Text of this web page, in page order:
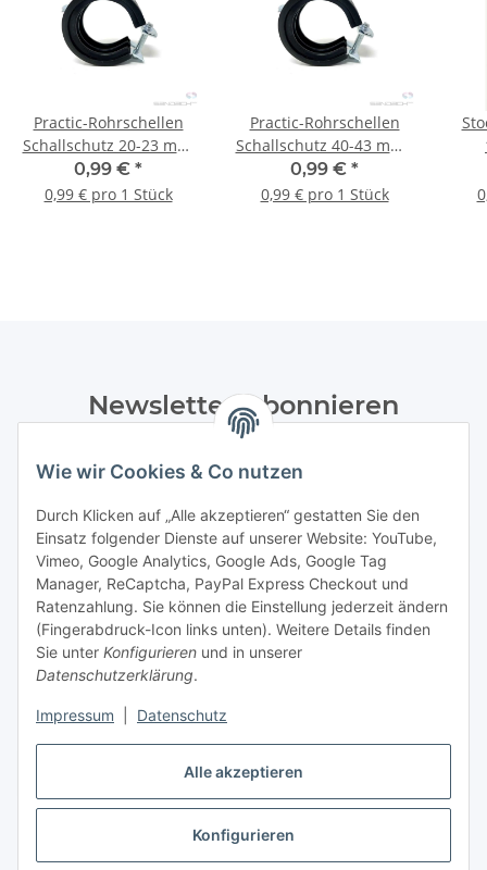
Alle akzeptieren
Konfigurieren
Wie wir Cookies & Co nutzen
Durch Klicken auf „Alle akzeptieren“ gestatten Sie den
Einsatz folgender Dienste auf unserer Website: YouTube,
Vimeo, Google Analytics, Google Ads, Google Tag
Manager, ReCaptcha, PayPal Express Checkout und
Ratenzahlung. Sie können die Einstellung jederzeit ändern
(Fingerabdruck-Icon links unten). Weitere Details finden
Sie unter Konfigurieren und in unserer
Datenschutzerklärung.
Impressum Datenschutz
Practic-Rohrschellen
Schallschutz 20-23 mm,
1/2" - M8/M10
0,99 € *
0,99 € pro 1 Stück
Practic-Rohrschellen
Schallschutz 40-43 mm -
1 1/4" 1 Stück
0,99 € *
0,99 € pro 1 Stück
Newsletter Abonnieren
Datenschutzerklärungregelmäßig und jederzeit widerruflich
Abonnieren
Informationen
Gesetzliche Informationen
Vertrag widerrufen